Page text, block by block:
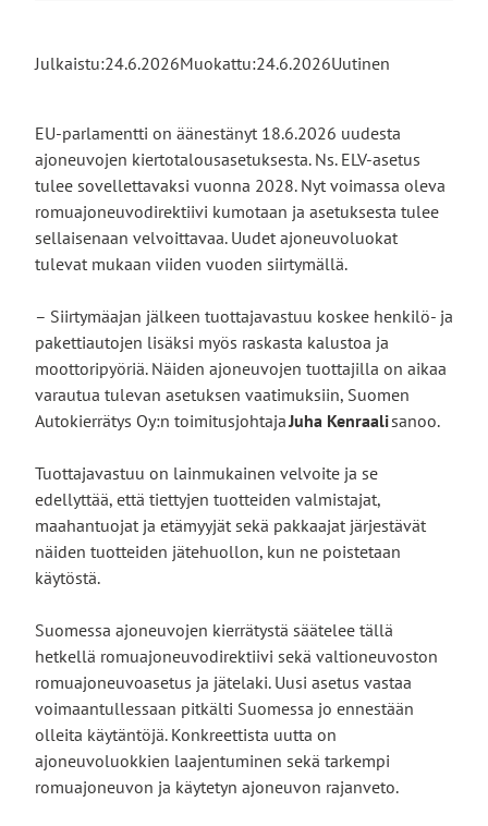
Julkaistu:24.6.2026Muokattu:24.6.2026Uutinen
EU-parlamentti on äänestänyt 18.6.2026 uudesta
ajoneuvojen kiertotalousasetuksesta. Ns. ELV-asetus
tulee sovellettavaksi vuonna 2028. Nyt voimassa oleva
romuajoneuvodirektiivi kumotaan ja asetuksesta tulee
sellaisenaan velvoittavaa. Uudet ajoneuvoluokat
tulevat mukaan viiden vuoden siirtymällä.
– Siirtymäajan jälkeen tuottajavastuu koskee henkilö- ja
pakettiautojen lisäksi myös raskasta kalustoa ja
moottoripyöriä. Näiden ajoneuvojen tuottajilla on aikaa
varautua tulevan asetuksen vaatimuksiin, Suomen
Autokierrätys Oy:n toimitusjohtajaJuha Kenraalisanoo.
Tuottajavastuu on lainmukainen velvoite ja se
edellyttää, että tiettyjen tuotteiden valmistajat,
maahantuojat ja etämyyjät sekä pakkaajat järjestävät
näiden tuotteiden jätehuollon, kun ne poistetaan
käytöstä.
Suomessa ajoneuvojen kierrätystä säätelee tällä
hetkellä romuajoneuvodirektiivi sekä valtioneuvoston
romuajoneuvoasetus ja jätelaki. Uusi asetus vastaa
voimaantullessaan pitkälti Suomessa jo ennestään
olleita käytäntöjä. Konkreettista uutta on
ajoneuvoluokkien laajentuminen sekä tarkempi
romuajoneuvon ja käytetyn ajoneuvon rajanveto.